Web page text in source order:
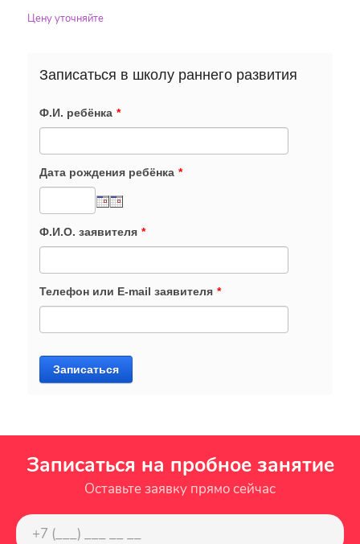
Цену уточняйте
Записаться в школу раннего развития
Ф.И. ребёнка *
Дата рождения ребёнка *
Ф.И.О. заявителя *
Телефон или E-mail заявителя *
Записаться
Записаться на пробное занятие
Оставьте заявку прямо сейчас